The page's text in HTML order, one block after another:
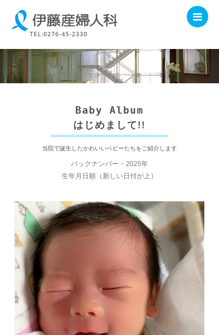
TEL:0276-45-2330
Baby Album
はじめまして!!
当院で誕生したかわいいベビーたちをご紹介します
バックナンバー・2025年
生年月日順（新しい日付が上）